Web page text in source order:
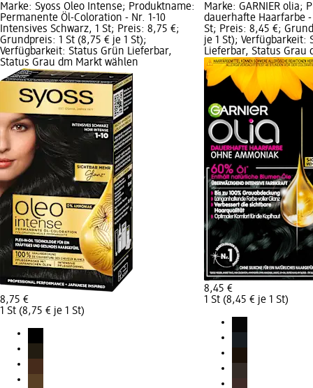
Marke: Syoss Oleo Intense; Produktname:
Permanente Öl-Coloration - Nr. 1-10
Intensives Schwarz, 1 St; Preis: 8,75 €;
Grundpreis: 1 St (8,75 € je 1 St);
Verfügbarkeit: Status Grün Lieferbar,
Status Grau dm Markt wählen
8,75 €
1 St (8,75 € je 1 St)
Marke: GARNIER olia;
dauerhafte Haarfarbe -
St; Preis: 8,45 €;
je 1 St); Verfügbarkeit:
Lieferbar, Status Grau
8,45 €
1 St (8,45 € je 1 St)